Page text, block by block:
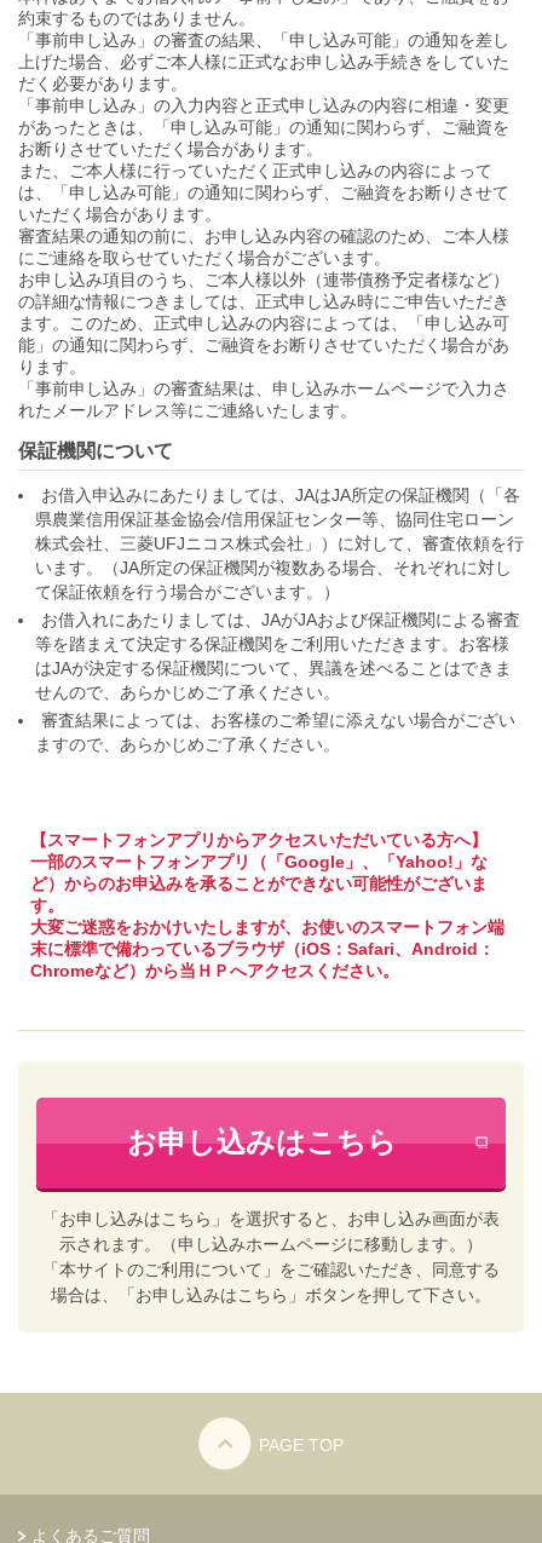
約束するものではありません。
「事前申し込み」の審査の結果、「申し込み可能」の通知を差し
上げた場合、必ずご本人様に正式なお申し込み手続きをしていた
だく必要があります。
「事前申し込み」の入力内容と正式申し込みの内容に相違・変更
があったときは、「申し込み可能」の通知に関わらず、ご融資を
お断りさせていただく場合があります。
また、ご本人様に行っていただく正式申し込みの内容によって
は、「申し込み可能」の通知に関わらず、ご融資をお断りさせて
いただく場合があります。
審査結果の通知の前に、お申し込み内容の確認のため、ご本人様
にご連絡を取らせていただく場合がございます。
お申し込み項目のうち、ご本人様以外（連帯債務予定者様など）
の詳細な情報につきましては、正式申し込み時にご申告いただき
ます。このため、正式申し込みの内容によっては、「申し込み可
能」の通知に関わらず、ご融資をお断りさせていただく場合があ
ります。
「事前申し込み」の審査結果は、申し込みホームページで入力さ
れたメールアドレス等にご連絡いたします。
保証機関について
お借入申込みにあたりましては、JAはJA所定の保証機関（「各
県農業信用保証基金協会/信用保証センター等、協同住宅ローン
株式会社、三菱UFJニコス株式会社」）に対して、審査依頼を行
います。（JA所定の保証機関が複数ある場合、それぞれに対し
て保証依頼を行う場合がございます。）
お借入れにあたりましては、JAがJAおよび保証機関による審査
等を踏まえて決定する保証機関をご利用いただきます。お客様
はJAが決定する保証機関について、異議を述べることはできま
せんので、あらかじめご了承ください。
審査結果によっては、お客様のご希望に添えない場合がござい
ますので、あらかじめご了承ください。
【スマートフォンアプリからアクセスいただいている方へ】
一部のスマートフォンアプリ（「Google」、「Yahoo!」な
ど）からのお申込みを承ることができない可能性がございま
す。
大変ご迷惑をおかけいたしますが、お使いのスマートフォン端
末に標準で備わっているブラウザ（iOS：Safari、Android：
Chromeなど）から当ＨＰへアクセスください。
お申し込みはこちら
「お申し込みはこちら」を選択すると、お申し込み画面が表
示されます。（申し込みホームページに移動します。）
「本サイトのご利用について」をご確認いただき、同意する
場合は、「お申し込みはこちら」ボタンを押して下さい。
PAGE TOP
よくあるご質問